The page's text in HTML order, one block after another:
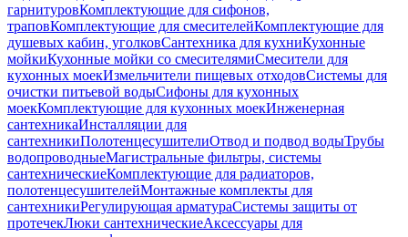
гарнитуровКомплектующие для сифонов,
траповКомплектующие для смесителейКомплектующие для
душевых кабин, уголковСантехника для кухниКухонные
мойкиКухонные мойки со смесителямиСмесители для
кухонных моекИзмельчители пищевых отходовСистемы для
очистки питьевой водыСифоны для кухонных
моекКомплектующие для кухонных моекИнженерная
сантехникаИнсталляции для
сантехникиПолотенцесушителиОтвод и подвод водыТрубы
водопроводныеМагистральные фильтры, системы
сантехническиеКомплектующие для радиаторов,
полотенцесушителейМонтажные комплекты для
сантехникиРегулирующая арматураСистемы защиты от
протечекЛюки сантехническиеАксессуары для